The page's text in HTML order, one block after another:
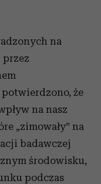
i
partnerom
z innymi danymi
podczas
na
że
na nasz
„zimowały” na
badawczej
środowisku,
podczas